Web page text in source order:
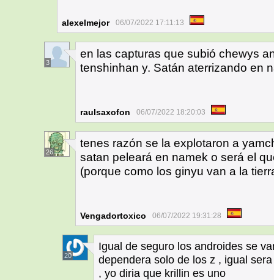
alexelmejor 06/07/2022 17:11:13
3
en las capturas que subió chewys
tenshinhan y. Satán aterrizando en
raulsaxofon 06/07/2022 18:20:03
26
tenes razón se la explotaron a
satan peleará en namek o será el
(porque como los ginyu van a la
Vengadortoxico 06/07/2022 19:31:28
20
Igual de seguro los androides se
dependera solo de los z , igual
, yo diria que krillin es uno